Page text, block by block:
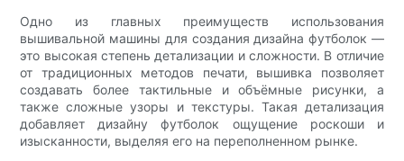
Одно из главных преимуществ использования
вышивальной машины для создания дизайна футболок —
это высокая степень детализации и сложности. В отличие
от традиционных методов печати, вышивка позволяет
создавать более тактильные и объёмные рисунки, а
также сложные узоры и текстуры. Такая детализация
добавляет дизайну футболок ощущение роскоши и
изысканности, выделяя его на переполненном рынке.